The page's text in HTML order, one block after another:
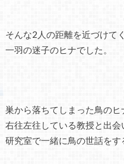
そんな2人の距離を近づけて
一羽の迷子のヒナでした。
巣から落ちてしまった鳥のヒ
右往左往している教授と出会
研究室で一緒に鳥の世話をす